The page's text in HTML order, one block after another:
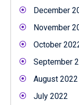
December
November
October
September
August 2022
July 2022